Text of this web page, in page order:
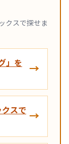
クスで探せま
」を
→
クスで →